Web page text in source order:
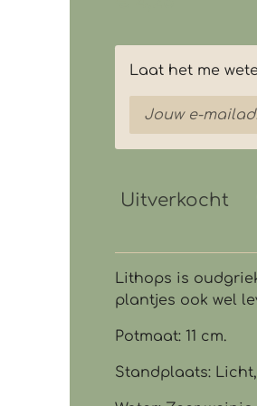
Laat het me
Uitverkocht
Lithops is
plantjes ook wel
Potmaat: 11 cm.
Standplaats: